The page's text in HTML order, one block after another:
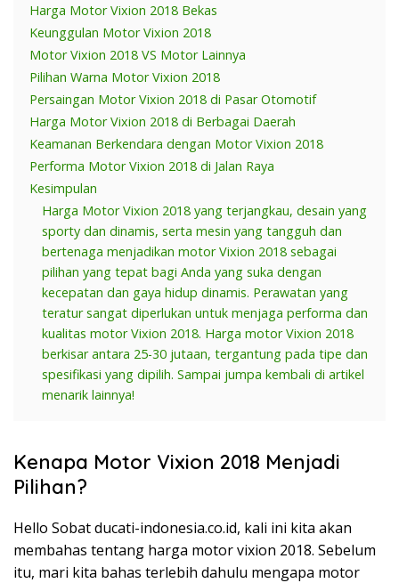
Harga Motor Vixion 2018 Bekas
Keunggulan Motor Vixion 2018
Motor Vixion 2018 VS Motor Lainnya
Pilihan Warna Motor Vixion 2018
Persaingan Motor Vixion 2018 di Pasar Otomotif
Harga Motor Vixion 2018 di Berbagai Daerah
Keamanan Berkendara dengan Motor Vixion 2018
Performa Motor Vixion 2018 di Jalan Raya
Kesimpulan
Harga Motor Vixion 2018 yang terjangkau, desain yang
sporty dan dinamis, serta mesin yang tangguh dan
bertenaga menjadikan motor Vixion 2018 sebagai
pilihan yang tepat bagi Anda yang suka dengan
kecepatan dan gaya hidup dinamis. Perawatan yang
teratur sangat diperlukan untuk menjaga performa dan
kualitas motor Vixion 2018. Harga motor Vixion 2018
berkisar antara 25-30 jutaan, tergantung pada tipe dan
spesifikasi yang dipilih. Sampai jumpa kembali di artikel
menarik lainnya!
Kenapa Motor Vixion 2018 Menjadi
Pilihan?
Hello Sobat ducati-indonesia.co.id, kali ini kita akan
membahas tentang harga motor vixion 2018. Sebelum
itu, mari kita bahas terlebih dahulu mengapa motor